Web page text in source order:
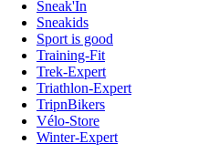
Sneak'In
Sneakids
Sport is good
Training-Fit
Trek-Expert
Triathlon-Expert
TripnBikers
Vélo-Store
Winter-Expert